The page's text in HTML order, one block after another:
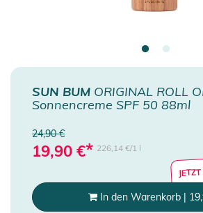
SUN BUM ORIGINAL ROLL
Sonnencreme SPF 50 88ml
24,90 €
19,90 €* 226,14 €/1 l
In den Warenkorb |